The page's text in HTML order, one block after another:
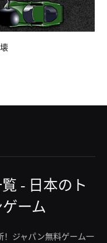
- 日本のト
ーム
！ジャパン無料ゲーム一